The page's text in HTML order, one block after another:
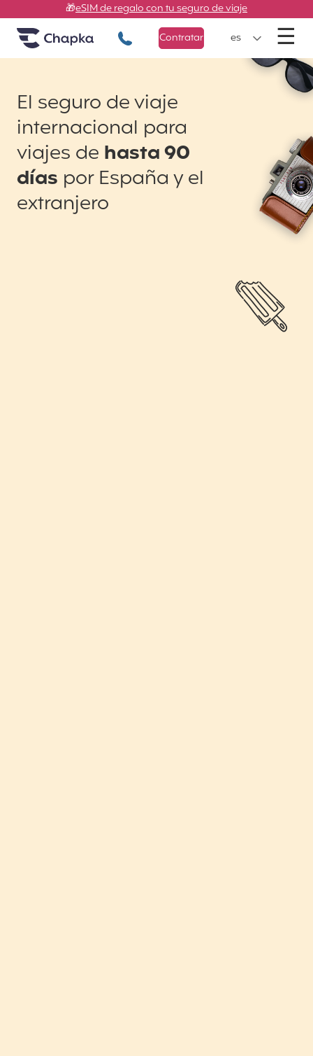
Ir directamente al contenido
Chapka Seguros de viaje
🎁eSIM de regalo con tu seguro de viaje
+34 900 805 947
Contratar es ☰
El seguro de viaje
internacional para
viajes de hasta 90
días por España y el
extranjero